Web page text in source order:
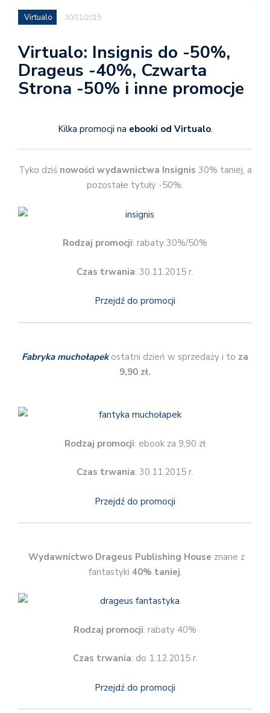
Virtualo 30/11/2015
Virtualo: Insignis do -50%,
Drageus -40%, Czwarta
Strona -50% i inne promocje
Kilka promocji na ebooki od Virtualo.
Tyko dziś nowości wydawnictwa Insignis 30% taniej, a
pozostałe tytuły -50%.
Rodzaj promocji: rabaty 30%/50%
Czas trwania: 30.11.2015 r.
Przejdź do promocji
Fabryka muchołapekostatni dzień w sprzedaży i to za
9,90 zł.
Rodzaj promocji: ebook za 9,90 zł
Czas trwania: 30.11.2015 r.
Przejdź do promocji
Wydawnictwo Drageus Publishing House znane z
fantastyki 40% taniej.
Rodzaj promocji: rabaty 40%
Czas trwania: do 1.12.2015 r.
Przejdź do promocji